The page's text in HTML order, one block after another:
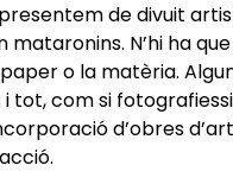
de divuit
N’hi ha
o la matèria.
i tot, com si
d’obres